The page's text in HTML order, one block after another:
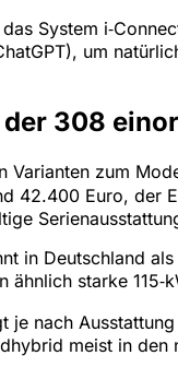
System
um
308
Varianten zum
42.400 Euro, der
in Deutschland
starke
je nach
meist in